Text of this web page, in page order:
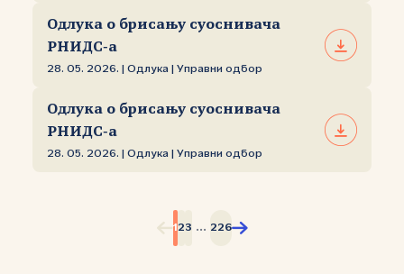
Одлука о брисању суоснивача
РНИДС‑а
28. 05. 2026. | Одлука | Управни одбор
Одлука о брисању суоснивача
РНИДС‑а
28. 05. 2026. | Одлука | Управни одбор
1 23 ... 226